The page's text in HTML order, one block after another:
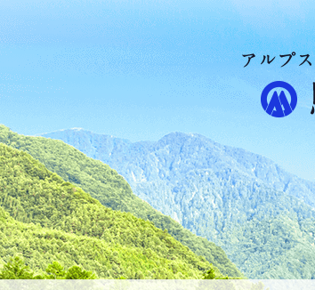
ア
ル
た
つ
映
え
る
ま
ち
駒